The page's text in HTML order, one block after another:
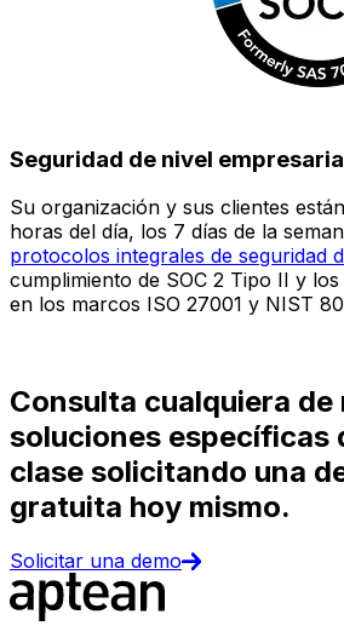
Seguridad de nivel
Su organización y sus clientes
horas del día, los 7 días de la
protocolos integrales de seguridad
cumplimiento de SOC 2 Tipo II y
en los marcos ISO 27001 y NIST
Consulta cualquiera de
soluciones específicas
clase solicitando una
gratuita hoy mismo.
Solicitar una demo